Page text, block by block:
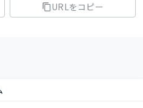
URLをコピー